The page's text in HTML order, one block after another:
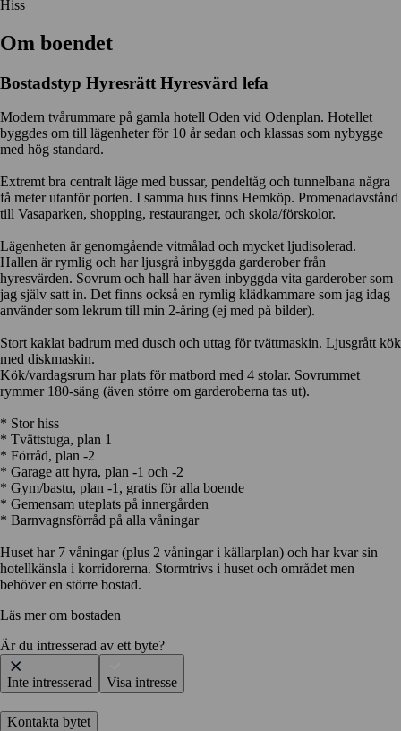
Hiss
Om boendet
Bostadstyp Hyresrätt Hyresvärd lefa
Modern tvårummare på gamla hotell Oden vid Odenplan. Hotellet
byggdes om till lägenheter för 10 år sedan och klassas som nybygge
med hög standard.
Extremt bra centralt läge med bussar, pendeltåg och tunnelbana några
få meter utanför porten. I samma hus finns Hemköp. Promenadavstånd
till Vasaparken, shopping, restauranger, och skola/förskolor.
Lägenheten är genomgående vitmålad och mycket ljudisolerad.
Hallen är rymlig och har ljusgrå inbyggda garderober från
hyresvärden. Sovrum och hall har även inbyggda vita garderober som
jag själv satt in. Det finns också en rymlig klädkammare som jag idag
använder som lekrum till min 2-åring (ej med på bilder).
Stort kaklat badrum med dusch och uttag för tvättmaskin. Ljusgrått kök
med diskmaskin.
Kök/vardagsrum har plats för matbord med 4 stolar. Sovrummet
rymmer 180-säng (även större om garderoberna tas ut).
* Stor hiss
* Tvättstuga, plan 1
* Förråd, plan -2
* Garage att hyra, plan -1 och -2
* Gym/bastu, plan -1, gratis för alla boende
* Gemensam uteplats på innergården
* Barnvagnsförråd på alla våningar
Huset har 7 våningar (plus 2 våningar i källarplan) och har kvar sin
hotellkänsla i korridorerna. Stormtrivs i huset och området men
behöver en större bostad.
Läs mer om bostaden
Är du intresserad av ett byte?
Inte intresserad Visa intresse
Kontakta bytet